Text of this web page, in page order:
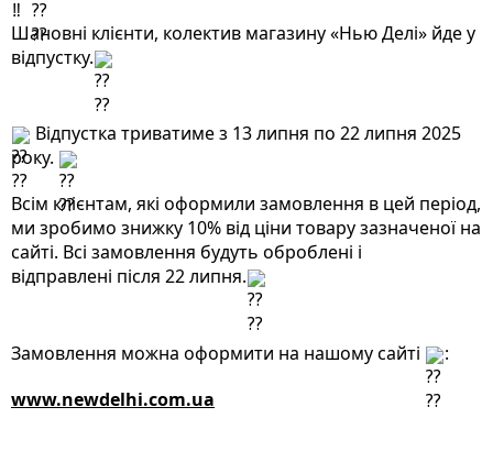
Шановні клієнти, колектив магазину «Нью Делі» йде у
відпустку.
Відпустка триватиме з 13 липня по 22 липня 2025
року.
Всім клієнтам, які оформили замовлення в цей період,
ми зробимо знижку 10% від ціни товару зазначеної на
сайті. Всі замовлення будуть оброблені і
відправлені після 22 липня.
Замовлення можна оформити на нашому сайті
:
www.newdelhi.com.ua